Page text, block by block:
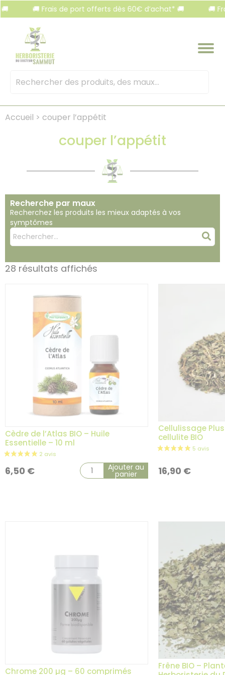
Frais de port offerts dès 60€ d’achat* 🚚 🚚 Frais de
Mots
Accueil > couper l’appétit
couper l’appétit
Recherche par maux
Recherchez les produits les mieux adaptés à vos
symptômes
Mots
clés
:
28 résultats affichés
Cèdre de l’Atlas BIO – Huile
Essentielle – 10 ml
6,50 € Ajouter au
panier
Cellulissage
cellulite BIO
16,90 €
Chrome 200 µg – 60 comprimés
Frêne BIO –
Panneau de gestion des cookies